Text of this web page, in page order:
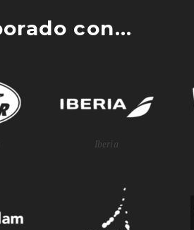
con...
Iberia